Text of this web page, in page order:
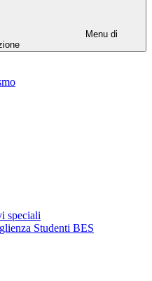
Menu di
speciali
Studenti BES